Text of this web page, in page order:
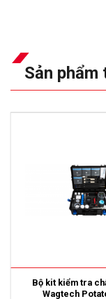
Sản
Bộ kit kiểm tra
Wagtech